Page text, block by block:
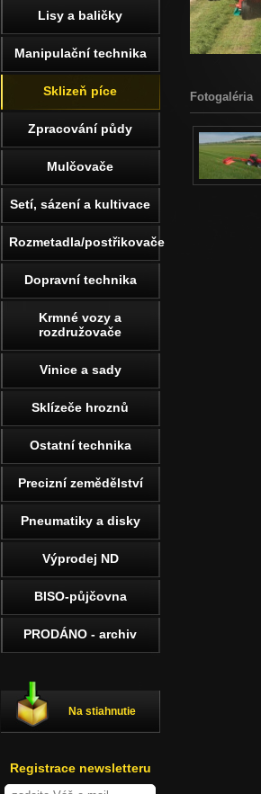
Fotogaléria
Lisy a baličky
Manipulační technika
Sklizeň píce
Zpracování půdy
Mulčovače
Setí, sázení a kultivace
Rozmetadla/postřikovače
Dopravní technika
Krmné vozy a
rozdružovače
Vinice a sady
Sklízeče hroznů
Ostatní technika
Precizní zemědělství
Pneumatiky a disky
Výprodej ND
BISO-půjčovna
PRODÁNO - archiv
Na stiahnutie
Registrace newsletteru